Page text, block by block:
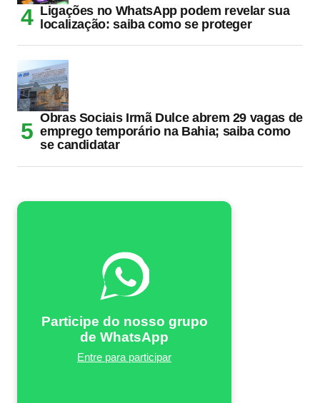
Ligações no WhatsApp podem revelar sua
localização: saiba como se proteger
Obras Sociais Irmã Dulce abrem 29 vagas de
emprego temporário na Bahia; saiba como
se candidatar
Participe do nosso grupo
de WhatsApp
Entre para participar